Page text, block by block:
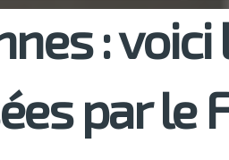
:
par le